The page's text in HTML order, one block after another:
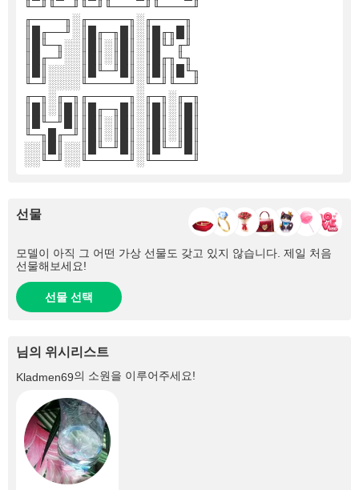
╙─╜╙──╜╙─╜╙────╜╙────╜
╓────╖░╓─────╖░╓────╖
║█╓──╜░║█╓─╖█║░║█╓╖█║
║█╙─╖░░║█║░║█║░║█╙╜╓╜
║█╓─╜░░║█║░║█║░║█╓╖╙╖
║█║░░░░║█╙─╜█║░║█║║█╙╖
╙─╜░░░░╙─────╜░╙─╜╙──╜
╓─╖░╓─╖╓─────╖░╓─╖░╓─╖
║█║░║█║║█╓─╖█║░║█║░║█║
║█╙─╜█║║█║░║█║░║█║░║█║
╙─╖█╓─╜║█║░║█║░║█║░║█║
░░║█║░░║█╙─╜█║░║█╙─╜█║
░░╙─╜░░╙─────╜░╙─────╜
선물
모델이 아직 그 어떤 가상 선물도 갖고 있지 않습니다. 제일 처음
선물해보세요!
선물 선택
님의 위시리스트
Kladmen69의 소원을 이루어주세요!